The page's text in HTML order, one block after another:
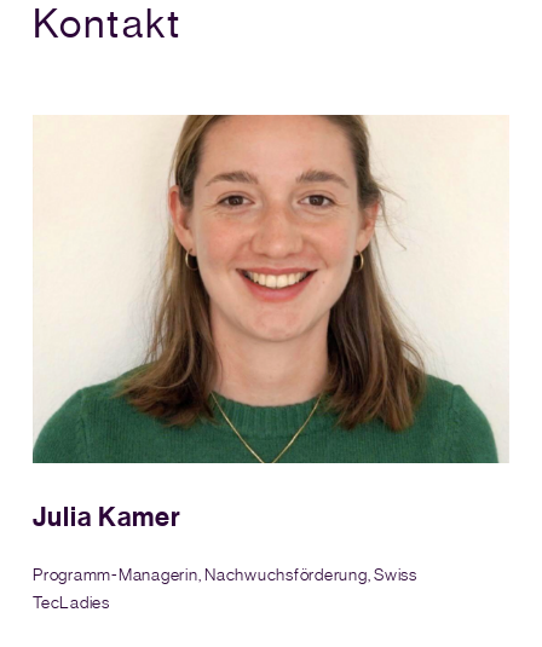
Kontakt
Julia Kamer
Programm-Managerin, Nachwuchsförderung, Swiss
TecLadies